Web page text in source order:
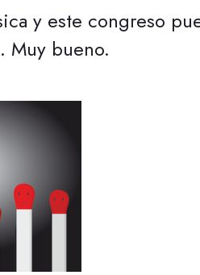
y este congreso
Muy bueno.